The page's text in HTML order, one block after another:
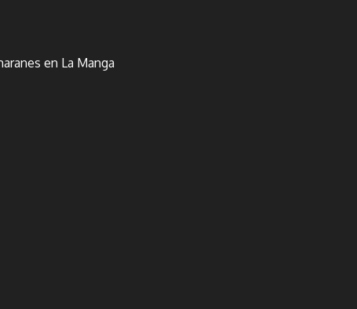
en La Manga